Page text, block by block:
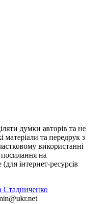
думки авторів та не
матеріали та передрук з
використанні
посилання на
інтернет-ресурсів
Стадниченко